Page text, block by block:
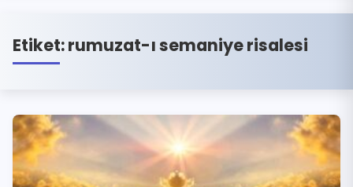
Etiket:rumuzat-ı semaniye risalesi